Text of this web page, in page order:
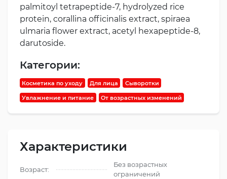
palmitoyl tetrapeptide-7, hydrolyzed rice
protein, corallina officinalis extract, spiraea
ulmaria flower extract, acetyl hexapeptide-8,
darutoside.
Категории:
Косметика по уходу Для лица Сыворотки
Увлажнение и питание От возрастных изменений
Характеристики
Возраст:
Без возрастных
ограничений